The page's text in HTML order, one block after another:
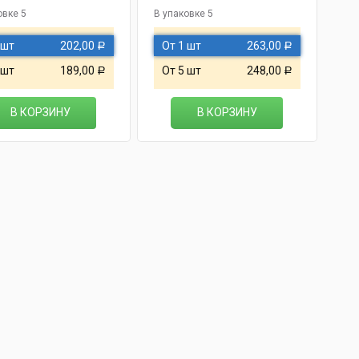
5
202,00 Р
189,00 Р
В КОРЗИНУ
В упаковке 5
От 1 шт 263,00 Р
От 5 шт 248,00 Р
В КОРЗИНУ